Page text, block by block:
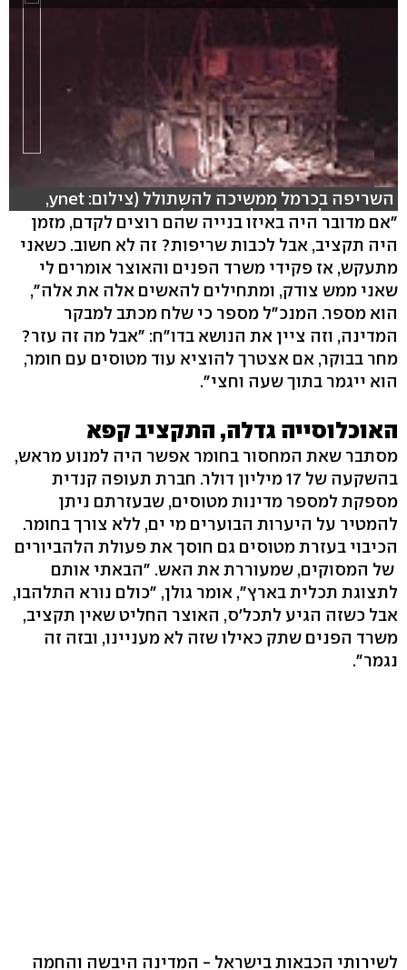
השריפה בכרמל ממשיכה להשתולל (צילום: ynet,
עריכה: שלומי בלבול, רובי כהן)
"אם מדובר היה באיזו בנייה שהם רוצים לקדם, מזמן
היה תקציב, אבל לכבות שריפות? זה לא חשוב. כשאני
מתעקש, אז פקידי משרד הפנים והאוצר אומרים לי
שאני ממש צודק, ומתחילים להאשים אלה את אלה",
הוא מספר. המנכ"ל מספר כי שלח מכתב למבקר
המדינה, וזה ציין את הנושא בדו"ח: "אבל מה זה עזר?
מחר בבוקר, אם אצטרך להוציא עוד מטוסים עם חומר,
הוא ייגמר בתוך שעה וחצי".
האוכלוסייה גדלה, התקציב קפא
מסתבר שאת המחסור בחומר אפשר היה למנוע מראש,
בהשקעה של 17 מיליון דולר. חברת תעופה קנדית
מספקת למספר מדינות מטוסים, שבעזרתם ניתן
להמטיר על היערות הבוערים מי ים, ללא צורך בחומר.
הכיבוי בעזרת מטוסים גם חוסך את פעולת הלהביורים
של המסוקים, שמעוררת את האש. "הבאתי אותם
לתצוגת תכלית בארץ", אומר גולן, "כולם נורא התלהבו,
אבל כשזה הגיע לתכל'ס, האוצר החליט שאין תקציב,
משרד הפנים שתק כאילו שזה לא מעניינו, ובזה זה
נגמר".
לשירותי הכבאות בישראל - המדינה היבשה והחמה